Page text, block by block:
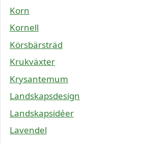
Korn
Kornell
Körsbärsträd
Krukväxter
Krysantemum
Landskapsdesign
Landskapsidéer
Lavendel